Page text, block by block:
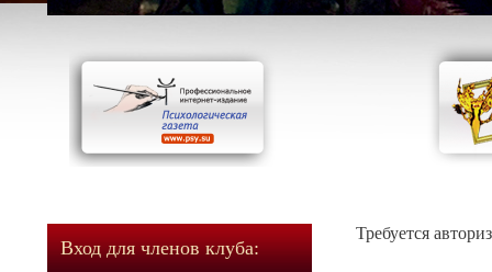
Вход для членов клуба:
Требуется